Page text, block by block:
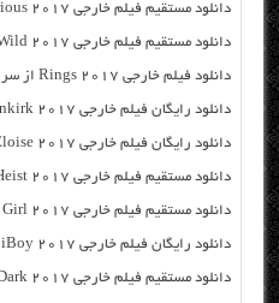
دانلود مستقیم فیلم خارجی The Fate of the Furious 2017 از سرور سایت
دانلود مستقیم فیلم خارجی Running Wild 2017 از سرور سایت
دانلود فیلم خارجی Rings 2017 از سرور سایت
دانلود رایگان فیلم خارجی Dunkirk 2017 با لینک مستقیم
دانلود رایگان فیلم خارجی Eloise 2017 با لینک مستقیم
دانلود مستقیم فیلم خارجی Essex Heist 2017 از سرور سایت
دانلود مستقیم فیلم خارجی Get the Girl 2017 از سرور سایت
دانلود رایگان فیلم خارجی iBoy 2017 با لینک مستقیم
دانلود مستقیم فیلم خارجی Justice League Dark 2017 از سرور سایت